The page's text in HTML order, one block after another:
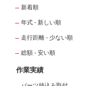
新着順
年式 - 新しい順
走行距離 - 少ない順
総額 - 安い順
作業実績